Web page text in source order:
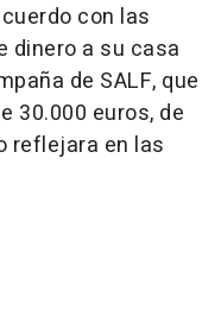
con las
dinero a su casa
de SALF, que
30.000 euros, de
reflejara en las